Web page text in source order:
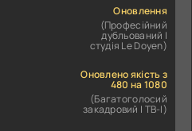
Оновлення
(Професійний
дубльований |
студія Le Doyen)
Оновлено якість з
480 на 1080
(Багатоголосий
закадровий | ТВ-І)